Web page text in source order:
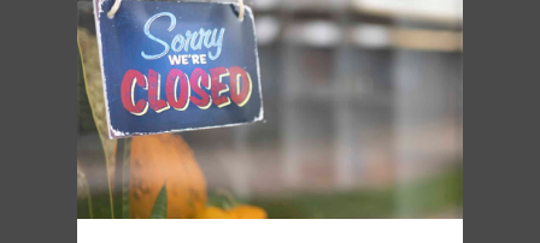
Filtre métallique hotte Bosch
En stock 116,16€ TTC
Ajouter au panier